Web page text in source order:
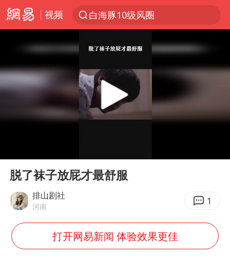
视频
白海豚10级风圈
上海：5号线16号线浦江线全线停运
白海豚预计将在浙江苍南到三门一带登陆
上海有出现龙卷潜势
《披荆斩棘》阵容官宣
白海豚或提早3小时登陆
王艺迪无缘横滨赛决赛
杭州部分地铁高架段临时停运
Play
脱了袜子放屁才最舒服
排山剧社
河南 1
打开网易新闻 体验效果更佳